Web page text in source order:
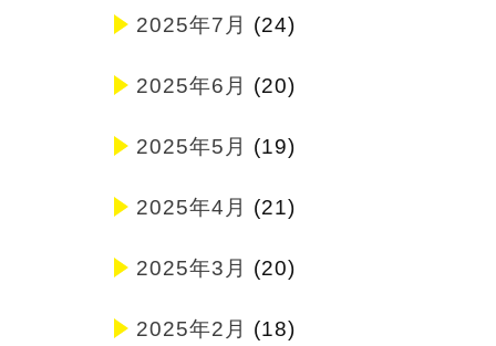
2025年7月 (24)
2025年6月 (20)
2025年5月 (19)
2025年4月 (21)
2025年3月 (20)
2025年2月 (18)